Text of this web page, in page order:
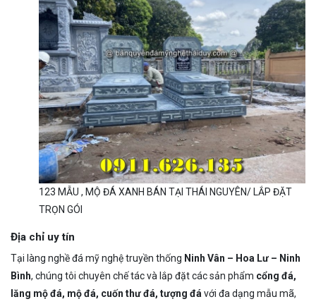
123 MẪU , MỘ ĐÁ XANH BÁN TẠI THÁI NGUYÊN/ LẮP ĐẶT
TRỌN GÓI
Địa chỉ uy tín
Tại làng nghề đá mỹ nghệ truyền thống Ninh Vân – Hoa Lư – Ninh
Bình, chúng tôi chuyên chế tác và lắp đặt các sản phẩm cổng đá,
lăng mộ đá, mộ đá, cuốn thư đá, tượng đá với đa dạng mẫu mã,